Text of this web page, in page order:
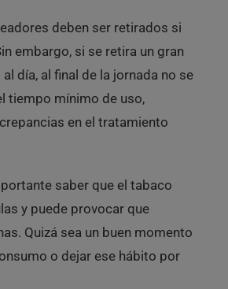
deben ser retirados si
embargo, si se retira un gran
día, al final de la jornada no se
tiempo mínimo de uso,
en el tratamiento
saber que el tabaco
y puede provocar que
Quizá sea un buen momento
o dejar ese hábito por